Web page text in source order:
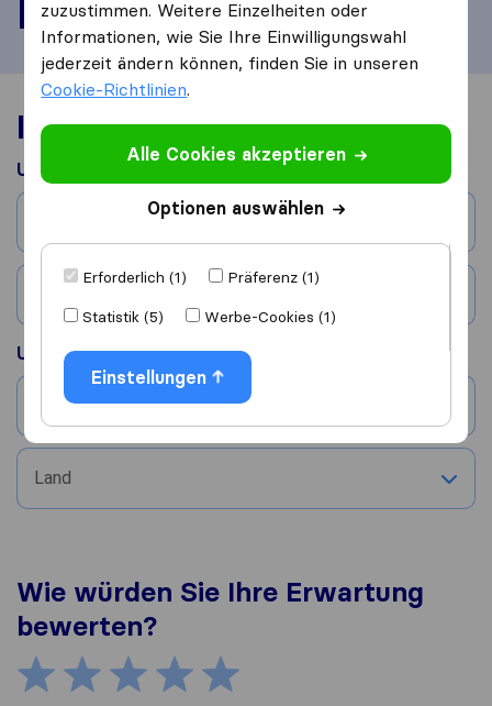
Danzinger bewerten
Ihre Umzugserfahrung
Umgezogen aus
Umgezogen nach
Stadt
Land
Wie würden Sie Ihre Erwartung
bewerten?
zuzustimmen. Weitere Einzelheiten oder
Informationen, wie Sie Ihre Einwilligungswahl
jederzeit ändern können, finden Sie in unseren
Cookie-Richtlinien.
Alle Cookies akzeptieren
Optionen auswählen
Erforderlich (1)
Präferenz (1)
Statistik (5)
Werbe-Cookies (1)
Einstellungen